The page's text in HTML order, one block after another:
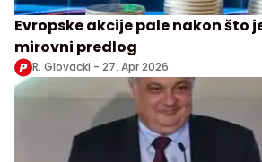
Evropske akcije pale nakon što je Iran
mirovni predlog
R. Glovacki - 27. Apr 2026.